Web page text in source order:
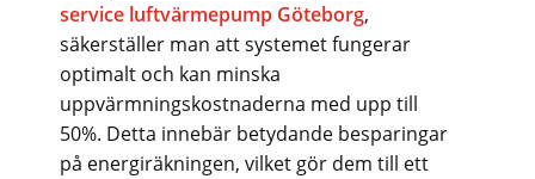
service luftvärmepump Göteborg,
säkerställer man att systemet fungerar
optimalt och kan minska
uppvärmningskostnaderna med upp till
50%. Detta innebär betydande besparingar
på energiräkningen, vilket gör dem till ett